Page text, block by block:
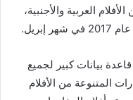
العربية والأجنبية،
بيانات كبير لجميع
المتنوعة من الأفلام